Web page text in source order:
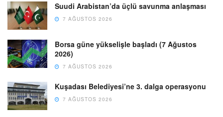
Suudi Arabistan’da üçlü savunma anlaşması
7 AĞUSTOS 2026
Borsa güne yükselişle başladı (7 Ağustos
2026)
7 AĞUSTOS 2026
Kuşadası Belediyesi’ne 3. dalga operasyonu
7 AĞUSTOS 2026